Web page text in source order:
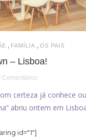
FAMÍLIA OS PAIS
– Lisboa!
Comentários
certeza já conhece
abriu ontem em
id="1"]